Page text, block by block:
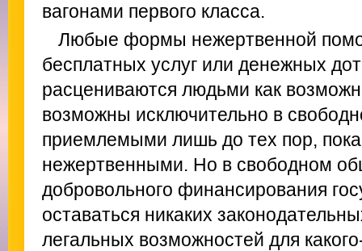
вагонами первого класса.
Любые формы нежертвенной
бесплатных услуг или денежных
расцениваются людьми как
возможны исключительно в
приемлемыми лишь до тех пор,
нежертвенными. Но в свободном
добровольного финансирования
оставаться никаких
легальных возможностей для